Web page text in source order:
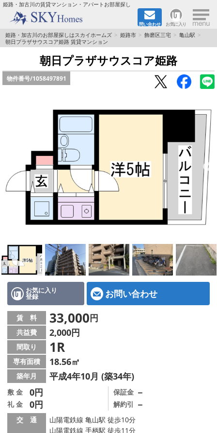
姫路・加古川の賃貸マンション・アパートお部屋探し
問い合わせ お気に入り ×
TOPページ
都市ガス·オール電化
☆新築物件☆
☆ペット飼育可能物件☆
☆ネット無料☆
路線·駅から探す
地域から探す
地図から探す
スタッフ紹介
店舗情報·アクセス
会社概要
メールでお問い合わせ
姫路・加古川のお部屋探しはスカイホームズ 姫路市 飾磨区三宅
亀山駅
朝日プラザサウスコア姫路 賃貸マンション
朝日プラザサウスコア姫路
物件番号/1058497891
お気に入り
登録 お問い合わせ
賃 料 33,000円
共益費 2,000円
間取り 1R
専有面積 18.56㎡
築年月 平成4年10月 (築34年)
敷 金 0円
礼 金 0円
保証金 －
解約引 －
交 通
山陽電鉄線 亀山駅 徒歩10分
山陽電鉄線 手柄駅 徒歩11分